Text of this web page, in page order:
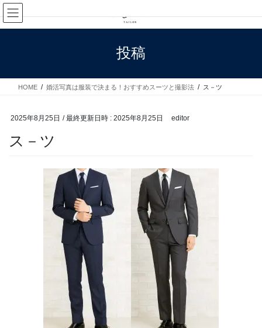
コ
ン
テ
ス
ナ
ビ
ゲ
ン
投稿
HOME 婚活写真は服装で決まる！おすすめスーツと撮影法 ス－ツ
2025年8月25日 / 最終更新日時 : 2025年8月25日 editor
ス－ツ